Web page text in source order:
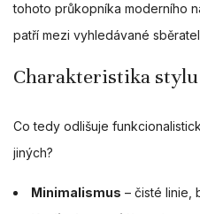
tohoto průkopníka moderního
patří mezi vyhledávané
Charakteristika stylu
Co tedy odlišuje
jiných?
Minimalismus – čisté linie,